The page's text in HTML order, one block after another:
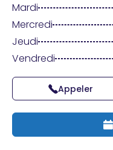
Mardi
Mercredi
Jeudi
Vendredi
Appeler